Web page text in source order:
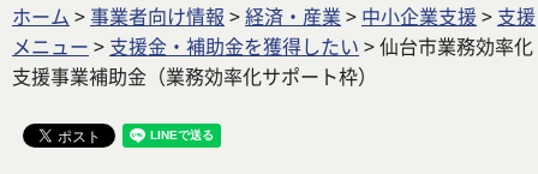
ホーム >事業者向け情報 >経済・産業 > 中小企業支援> 支援
メニュー > 支援金・補助金を獲得したい > 仙台市業務効率化
支援事業補助金（業務効率化サポート枠）